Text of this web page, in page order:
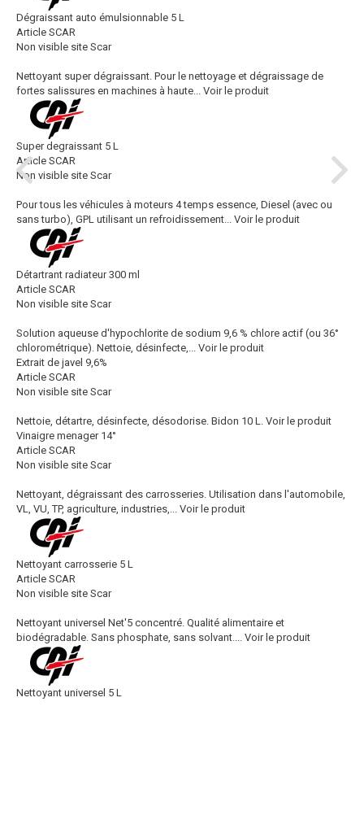
Dégraissant auto émulsionnable 5 L
Article SCAR
Non visible site Scar
Nettoyant super dégraissant. Pour le nettoyage et dégraissage de
fortes salissures en machines à haute...
Voir le produit
Super degraissant 5 L
Article SCAR
Non visible site Scar
Pour tous les véhicules à moteurs 4 temps essence, Diesel (avec ou
sans turbo), GPL utilisant un refroidissement...
Voir le produit
Détartrant radiateur 300 ml
Article SCAR
Non visible site Scar
Solution aqueuse d'hypochlorite de sodium 9,6 % chlore actif (ou 36°
chlorométrique). Nettoie, désinfecte,...
Voir le produit
Extrait de javel 9,6%
Article SCAR
Non visible site Scar
Nettoie, détartre, désinfecte, désodorise. Bidon 10 L.
Voir le produit
Vinaigre menager 14°
Article SCAR
Non visible site Scar
Nettoyant, dégraissant des carrosseries. Utilisation dans l'automobile,
VL, VU, TP, agriculture, industries,...
Voir le produit
Nettoyant carrosserie 5 L
Article SCAR
Non visible site Scar
Nettoyant universel Net'5 concentré. Qualité alimentaire et
biodégradable. Sans phosphate, sans solvant....
Voir le produit
Nettoyant universel 5 L